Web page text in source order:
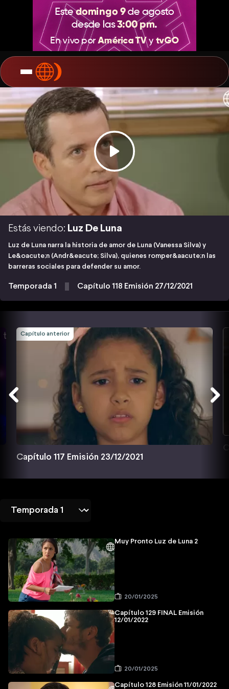
Estás viendo: Luz De Luna
Luz de Luna narra la historia de amor de Luna (Vanessa Silva) y
Le&oacute;n (Andr&eacute; Silva), quienes romper&aacute;n las
barreras sociales para defender su amor.
Temporada 1 Capítulo 118 Emisión 27/12/2021
Capítulo anterior
Capítulo 117 Emisión 23/12/2021
Muy Pronto Luz de Luna 2
20/01/2025
Capítulo 129 FINAL Emisión
12/01/2022
20/01/2025
Capítulo 128 Emisión 11/01/2022